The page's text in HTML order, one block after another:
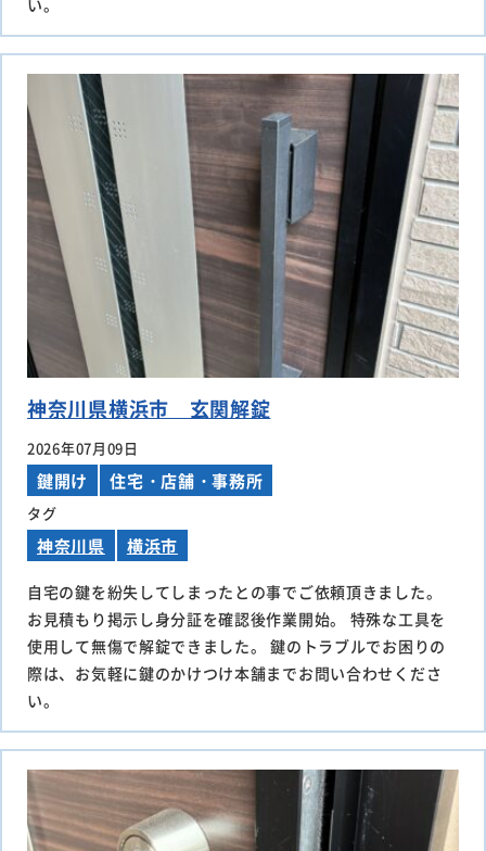
い。
神奈川県横浜市 玄関解錠
2026年07月09日
鍵開け 住宅・店舗・事務所
タグ
神奈川県 横浜市
自宅の鍵を紛失してしまったとの事でご依頼頂きました。
お見積もり掲示し身分証を確認後作業開始。 特殊な工具を
使用して無傷で解錠できました。 鍵のトラブルでお困りの
際は、お気軽に鍵のかけつけ本舗までお問い合わせくださ
い。